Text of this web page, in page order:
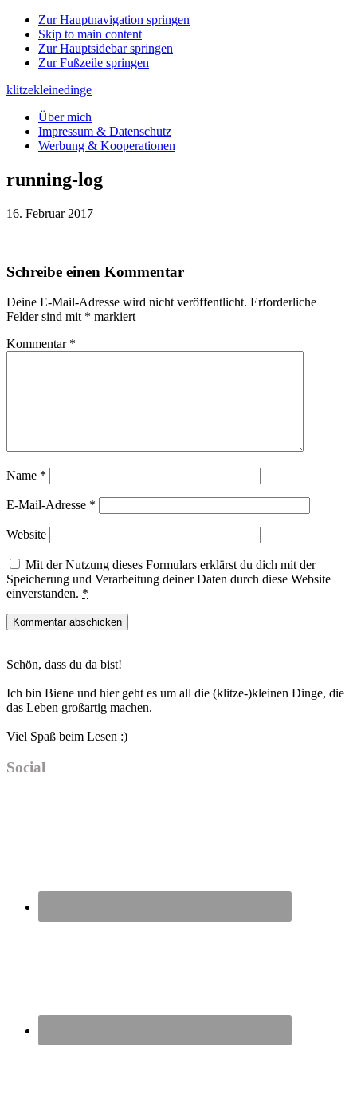
Zur Hauptnavigation springen
Skip to main content
Zur Hauptsidebar springen
Zur Fußzeile springen
klitzekleinedinge
Über mich
Impressum & Datenschutz
Werbung & Kooperationen
running-log
16. Februar 2017
Leser-
Schreibe einen Kommentar
Deine E-Mail-Adresse wird nicht veröffentlicht. Erforderliche
Felder sind mit * markiert
Kommentar *
Name *
E-Mail-Adresse *
Website
Mit der Nutzung dieses Formulars erklärst du dich mit der
Speicherung und Verarbeitung deiner Daten durch diese Website
einverstanden. *
Sidebar
Schön, dass du da bist!
Ich bin Biene und hier geht es um all die (klitze-)kleinen Dinge, die
das Leben großartig machen.
Viel Spaß beim Lesen :)
Social